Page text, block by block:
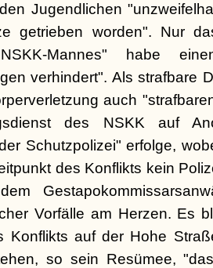
Jugendlichen
getrieben worden". Nur
Mannes" habe
verhindert". Als strafbare
auch
des NSKK auf
Schutzpolizei" erfolge,
des Konflikts kein
Vorfälle am Herzen. Es
Konflikts auf der Hohe
so sein Resümee,